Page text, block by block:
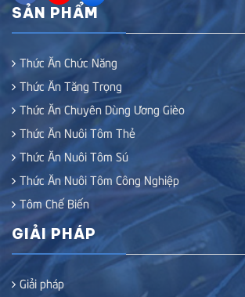
SẢN PHẨM
Thức Ăn Chức Năng
Thức Ăn Tăng Trọng
Thức Ăn Chuyên Dùng Ương Gièo
Thức Ăn Nuôi Tôm Thẻ
Thức Ăn Nuôi Tôm Sú
Thức Ăn Nuôi Tôm Công Nghiệp
Tôm Chế Biến
GIẢI PHÁP
Giải pháp